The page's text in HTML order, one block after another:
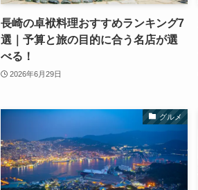
長崎の卓袱料理おすすめランキング7
選｜予算と旅の目的に合う名店が選
べる！
2026年6月29日
グルメ